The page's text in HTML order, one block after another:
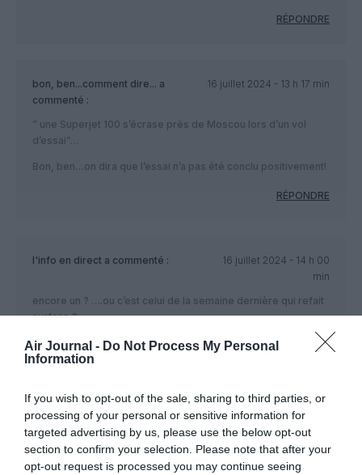
Air Journal - Do Not Process My Personal
Information
If you wish to opt-out of the sale, sharing to third parties, or
processing of your personal or sensitive information for
targeted advertising by us, please use the below opt-out
section to confirm your selection. Please note that after your
opt-out request is processed you may continue seeing
RÉPONDRE
bon, ben...comment dire... a
commenté :
16 juillet 2024 - 13 h 17 min
” une Superjet 100 s’écrase près de Moscou lors d’un vol
d’essai”…
Bon, ben…on dira que l’essai n’a pas été conclu positivement!
RÉPONDRE
l'info en direct a commenté :
16 juillet 2024 - 14 h 00
min
encore un ? ….ou c’est celui de la semaine dernière qui refait
surface ?
RÉPONDRE
Momoderabata commenté :
16 juillet 2024 - 15 h 30
l’A320 a également connu un crash en vol de présentation
sauf qu’il y avait 136 passagers à bord.